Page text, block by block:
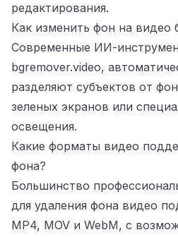
редактирования.
Как изменить фон на видео
Современные ИИ-
bgremover.video,
разделяют субъектов от
зеленых экранов или
освещения.
Какие форматы видео
фона?
Большинство
для удаления фона видео
MP4, MOV и WebM, с